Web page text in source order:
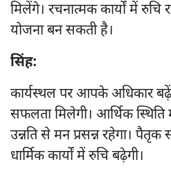
मिलेंगे। रचनात्मक कार्यों में रुचि
योजना बन सकती है।
सिंह:
कार्यस्थल पर आपके अधिकार
सफलता मिलेगी। आर्थिक
उन्नति से मन प्रसन्न रहेगा। पैतृक
धार्मिक कार्यों में रुचि बढ़ेगी।